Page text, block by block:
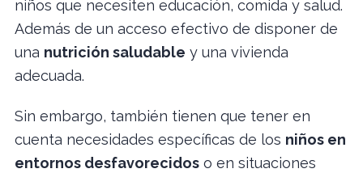
niños que necesiten educación, comida y salud.
Además de un acceso efectivo de disponer de
una nutrición saludable y una vivienda
adecuada.
Sin embargo, también tienen que tener en
cuenta necesidades específicas de los niños en
entornos desfavorecidos o en situaciones